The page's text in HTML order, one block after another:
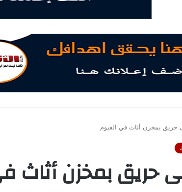
حريق بمخزن أثاث في الفيوم
حريق بمخزن أثاث